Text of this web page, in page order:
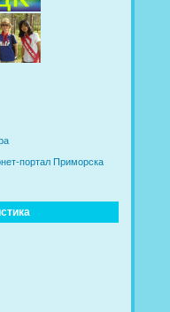
портал Приморска